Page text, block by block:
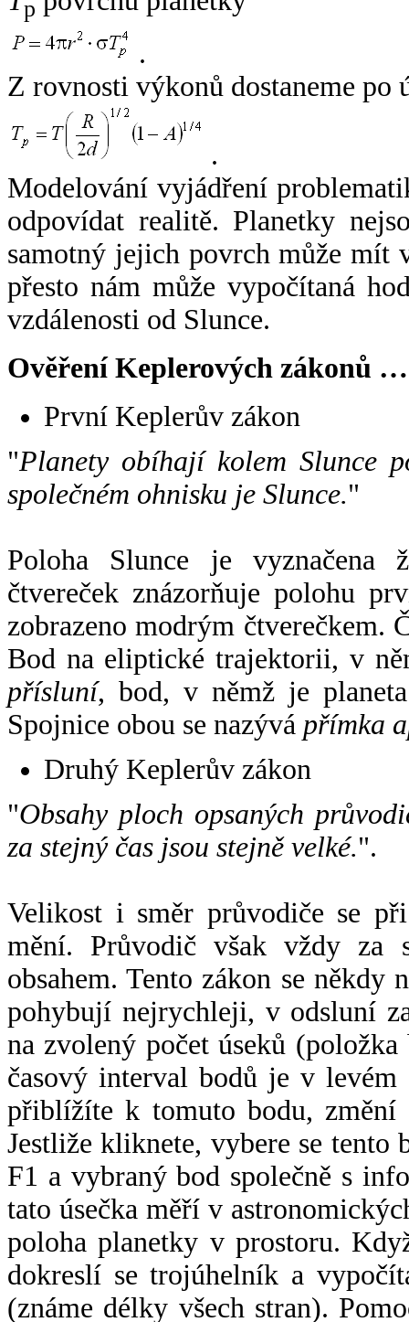
p
.
Z rovnosti výkonů dostaneme po
.
Modelování vyjádření
odpovídat realitě. Planetky
samotný jejich povrch může mít
přesto nám může vypočítaná
vzdálenosti od Slunce.
Ověření Keplerových zákonů …
První Keplerův zákon
"Planety obíhají kolem Slunce
společném ohnisku je Slunce."
Poloha Slunce je vyznačena
čtvereček znázorňuje polohu
zobrazeno modrým čtverečkem.
Bod na eliptické trajektorii, v
přísluní, bod, v němž je
Spojnice obou se nazývá přímka
Druhý Keplerův zákon
"Obsahy ploch opsaných
za stejný čas jsou stejně velké.".
Velikost i směr průvodiče se
mění. Průvodič však vždy za
obsahem. Tento zákon se někdy
pohybují nejrychleji, v odsluní
na zvolený počet úseků
časový interval bodů je v
přiblížíte k tomuto bodu,
Jestliže kliknete, vybere se tento
F1 a vybraný bod společně s
tato úsečka měří v
poloha planetky v prostoru.
dokreslí se trojúhelník a
(známe délky všech stran).